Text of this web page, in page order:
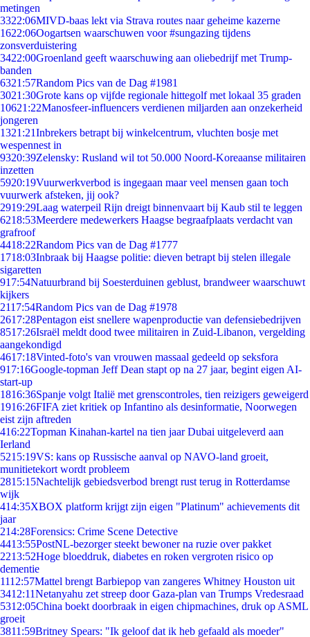
metingen
3322:06MIVD-baas lekt via Strava routes naar geheime kazerne
1622:06Oogartsen waarschuwen voor #sungazing tijdens
zonsverduistering
3422:00Groenland geeft waarschuwing aan oliebedrijf met Trump-
banden
6321:57Random Pics van de Dag #1981
3021:30Grote kans op vijfde regionale hittegolf met lokaal 35 graden
10621:22Manosfeer-influencers verdienen miljarden aan onzekerheid
jongeren
1321:21Inbrekers betrapt bij winkelcentrum, vluchten bosje met
wespennest in
9320:39Zelensky: Rusland wil tot 50.000 Noord-Koreaanse militairen
inzetten
5920:19Vuurwerkverbod is ingegaan maar veel mensen gaan toch
vuurwerk afsteken, jij ook?
2919:29Laag waterpeil Rijn dreigt binnenvaart bij Kaub stil te leggen
6218:53Meerdere medewerkers Haagse begraafplaats verdacht van
grafroof
4418:22Random Pics van de Dag #1777
1718:03Inbraak bij Haagse politie: dieven betrapt bij stelen illegale
sigaretten
917:54Natuurbrand bij Soesterduinen geblust, brandweer waarschuwt
kijkers
2117:54Random Pics van de Dag #1978
2617:28Pentagon eist snellere wapenproductie van defensiebedrijven
8517:26Israël meldt dood twee militairen in Zuid-Libanon, vergelding
aangekondigd
4617:18Vinted-foto's van vrouwen massaal gedeeld op seksfora
917:16Google-topman Jeff Dean stapt op na 27 jaar, begint eigen AI-
start-up
1816:36Spanje volgt Italië met grenscontroles, tien reizigers geweigerd
1916:26FIFA ziet kritiek op Infantino als desinformatie, Noorwegen
eist zijn aftreden
416:22Topman Kinahan-kartel na tien jaar Dubai uitgeleverd aan
Ierland
5215:19VS: kans op Russische aanval op NAVO-land groeit,
munitietekort wordt probleem
2815:15Nachtelijk gebiedsverbod brengt rust terug in Rotterdamse
wijk
414:35XBOX platform krijgt zijn eigen "Platinum" achievements dit
jaar
214:28Forensics: Crime Scene Detective
4413:55PostNL-bezorger steekt bewoner na ruzie over pakket
2213:52Hoge bloeddruk, diabetes en roken vergroten risico op
dementie
1112:57Mattel brengt Barbiepop van zangeres Whitney Houston uit
3412:11Netanyahu zet streep door Gaza-plan van Trumps Vredesraad
5312:05China boekt doorbraak in eigen chipmachines, druk op ASML
groeit
3811:59Britney Spears: "Ik geloof dat ik heb gefaald als moeder"